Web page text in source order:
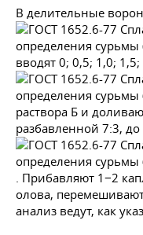
В делительные
вводят 0; 0,5; 1,0;
раствора Б и
разбавленной 7:3, до
. Прибавляют 1−2
олова,
анализ ведут, как